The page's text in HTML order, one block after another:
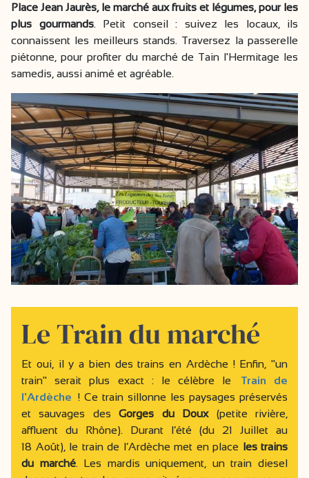
Place Jean Jaurès, le marché aux fruits et légumes, pour les
plus gourmands. Petit conseil : suivez les locaux, ils
connaissent les meilleurs stands. Traversez la passerelle
piétonne, pour profiter du marché de Tain l'Hermitage les
samedis, aussi animé et agréable.
Le Train du marché
Et oui, il y a bien des trains en Ardèche ! Enfin, "un
train" serait plus exact : le célèbre le
Train de
l'Ardèche ! Ce train sillonne les paysages préservés
et sauvages desGorges du Doux(petite rivière,
affluent du Rhône). Durant l’été (du 21 Juillet au
18 Août), le train de l’Ardèche met en place les trains
du marché. Les mardis uniquement, un train diesel